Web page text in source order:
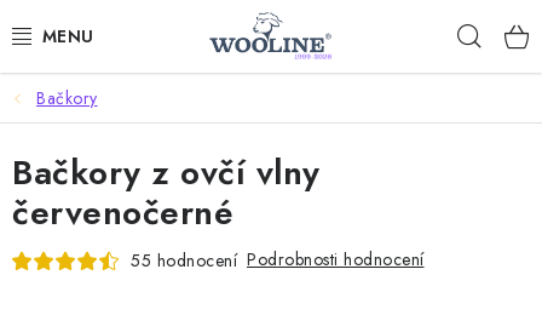
na
AKCE %
DÁRKOVÉ POUKAZY
OBLEČENÍ
Bačkory
Bačkory z ovčí vlny
červenočerné
55 hodnocení Podrobnosti hodnocení